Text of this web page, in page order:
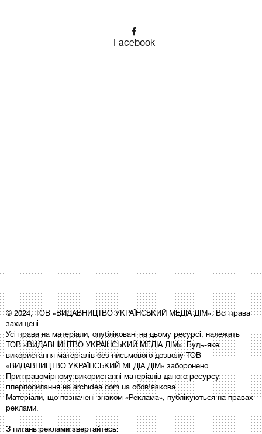
Facebook
© 2024, ТОВ «ВИДАВНИЦТВО УКРАЇНСЬКИЙ МЕДІА ДІМ». Всі права
захищені.
Усі права на матеріали, опубліковані на цьому ресурсі, належать
ТОВ «ВИДАВНИЦТВО УКРАЇНСЬКИЙ МЕДІА ДІМ». Будь-яке
використання матеріалів без письмового дозволу ТОВ
«ВИДАВНИЦТВО УКРАЇНСЬКИЙ МЕДІА ДІМ» заборонено.
При правомірному використанні матеріалів даного ресурсу
гіперпосилання на archidea.com.ua обов'язкова.
Матеріали, що позначені знаком «Реклама», публікуються на правах
реклами.
З питань реклами звертайтесь: